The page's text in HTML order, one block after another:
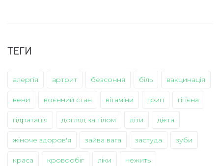
ТЕГИ
алергія артрит безсоння біль вакцинація
вени воєнний стан вітаміни грип гігієна
гідратація догляд за тілом діти дієта
жіноче здоров'я зайва вага застуда зуби
краса кровообіг ліки нежить